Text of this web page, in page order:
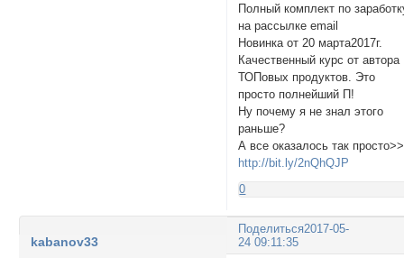
Полный комплект по
на рассылке email
Новинка от 20 марта2017г.
Качественный курс от автора
ТОПовых продуктов. Это
просто полнейший П!
Ну почему я не знал этого
раньше?
А все оказалось так просто>>
http://bit.ly/2nQhQJP
0
Поделиться2017-05-
24 09:11:35
kabanov33